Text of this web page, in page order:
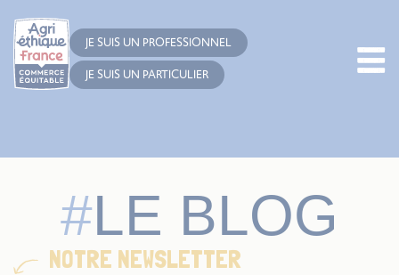
JE SUIS UN PROFESSIONNEL
JE SUIS UN PARTICULIER
LE BLOG
NOTRE NEWSLETTER